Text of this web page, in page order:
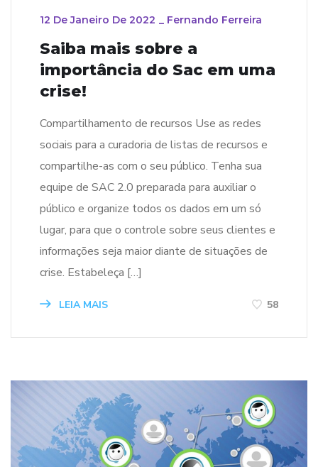
12 De Janeiro De 2022 _ Fernando Ferreira
Saiba mais sobre a
importância do Sac em uma
crise!
Compartilhamento de recursos Use as redes
sociais para a curadoria de listas de recursos e
compartilhe-as com o seu público. Tenha sua
equipe de SAC 2.0 preparada para auxiliar o
público e organize todos os dados em um só
lugar, para que o controle sobre seus clientes e
informações seja maior diante de situações de
crise. Estabeleça […]
LEIA MAIS 58